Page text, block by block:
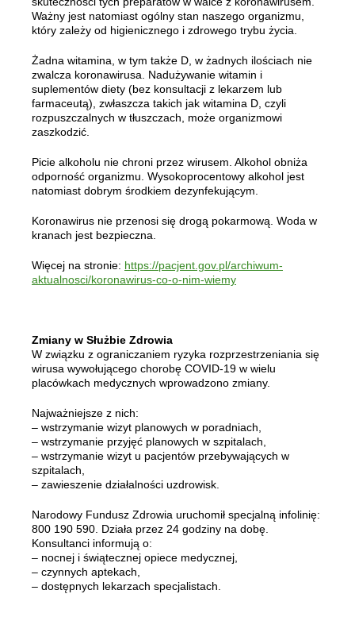
Ważny jest natomiast ogólny stan naszego organizmu,
który zależy od higienicznego i zdrowego trybu życia.
Żadna witamina, w tym także D, w żadnych ilościach nie
zwalcza koronawirusa. Nadużywanie witamin i
suplementów diety (bez konsultacji z lekarzem lub
farmaceutą), zwłaszcza takich jak witamina D, czyli
rozpuszczalnych w tłuszczach, może organizmowi
zaszkodzić.
Picie alkoholu nie chroni przez wirusem. Alkohol obniża
odporność organizmu. Wysokoprocentowy alkohol jest
natomiast dobrym środkiem dezynfekującym.
Koronawirus nie przenosi się drogą pokarmową. Woda w
kranach jest bezpieczna.
Więcej na stronie: https://pacjent.gov.pl/archiwum-
aktualnosci/koronawirus-co-o-nim-wiemy
Zmiany w Służbie Zdrowia
W związku z ograniczaniem ryzyka rozprzestrzeniania się
wirusa wywołującego chorobę COVID-19 w wielu
placówkach medycznych wprowadzono zmiany.
Najważniejsze z nich:
– wstrzymanie wizyt planowych w poradniach,
– wstrzymanie przyjęć planowych w szpitalach,
– wstrzymanie wizyt u pacjentów przebywających w
szpitalach,
– zawieszenie działalności uzdrowisk.
Narodowy Fundusz Zdrowia uruchomił specjalną infolinię:
800 190 590. Działa przez 24 godziny na dobę.
Konsultanci informują o:
– nocnej i świątecznej opiece medycznej,
– czynnych aptekach,
– dostępnych lekarzach specjalistach.